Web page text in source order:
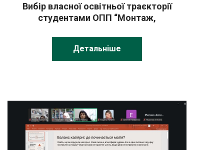
Вибір власної освітньої траєкторії
студентами ОПП “Монтаж,
газопостачання”
Детальніше